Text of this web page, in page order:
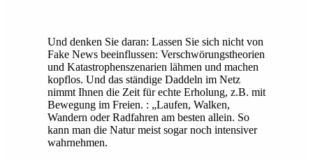
Und denken Sie daran: Lassen Sie sich nicht von
Fake News beeinflussen: Verschwörungstheorien
und Katastrophenszenarien lähmen und machen
kopflos. Und das ständige Daddeln im Netz
nimmt Ihnen die Zeit für echte Erholung, z.B. mit
Bewegung im Freien. : „Laufen, Walken,
Wandern oder Radfahren am besten allein. So
kann man die Natur meist sogar noch intensiver
wahrnehmen.